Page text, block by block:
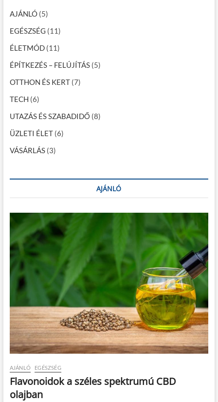
v
i
g
á
c
i
ó
AJÁNLÓ(5)
EGÉSZSÉG (11)
ÉLETMÓD(11)
ÉPÍTKEZÉS – FELÚJÍTÁS(5)
OTTHON ÉS KERT(7)
TECH (6)
UTAZÁS ÉS SZABADIDŐ (8)
ÜZLETI ÉLET(6)
VÁSÁRLÁS(3)
AJÁNLÓ
AJÁNLÓ EGÉSZSÉG
Flavonoidok a széles spektrumú CBD
olajban